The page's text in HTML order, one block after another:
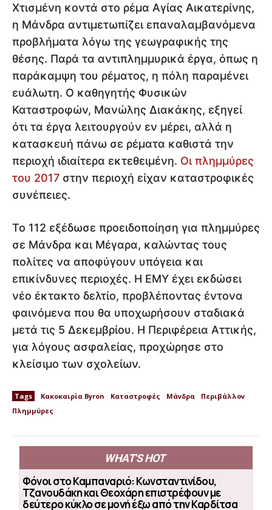
Χτισμένη κοντά στο ρέμα Αγίας Αικατερίνης,
η Μάνδρα αντιμετωπίζει επαναλαμβανόμενα
προβλήματα λόγω της γεωγραφικής της
θέσης. Παρά τα αντιπλημμυρικά έργα, όπως η
παράκαμψη του ρέματος, η πόλη παραμένει
ευάλωτη. Ο καθηγητής Φυσικών
Καταστροφών, Μανώλης Διακάκης, εξηγεί
ότι τα έργα λειτουργούν εν μέρει, αλλά η
κατασκευή πάνω σε ρέματα καθιστά την
περιοχή ιδιαίτερα εκτεθειμένη. Οι πλημμύρες
του 2017 στην περιοχή είχαν καταστροφικές
συνέπειες.
Το 112 εξέδωσε προειδοποίηση για πλημμύρες
σε Μάνδρα και Μέγαρα, καλώντας τους
πολίτες να αποφύγουν υπόγεια και
επικίνδυνες περιοχές. Η ΕΜΥ έχει εκδώσει
νέο έκτακτο δελτίο, προβλέποντας έντονα
φαινόμενα που θα υποχωρήσουν σταδιακά
μετά τις 5 Δεκεμβρίου. Η Περιφέρεια Αττικής,
για λόγους ασφαλείας, προχώρησε στο
κλείσιμο των σχολείων.
Tags Κακοκαιρία Byron Καταστροφές Μάνδρα
Περιβάλλον
Πλημμύρες
WHAT'S HOT
Φόνοι στο Καμπαναριό: Κωνσταντινίδου,
Τζανουδάκη και Θεοχάρη επιστρέφουν με
δεύτερο κύκλο σε μονή έξω από την Καρδίτσα